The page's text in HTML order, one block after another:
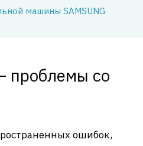
машины SAMSUNG
проблемы со
ошибок,